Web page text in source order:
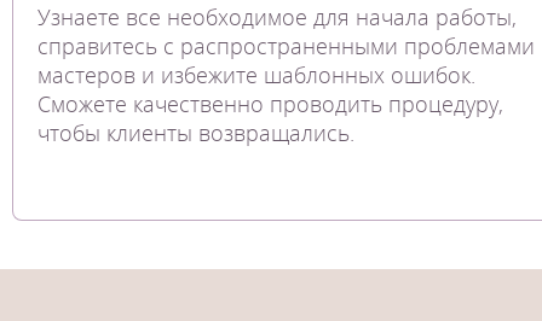
Узнаете все необходимое для начала работы,
справитесь с распространенными проблемами
мастеров и избежите шаблонных ошибок.
Сможете качественно проводить процедуру,
чтобы клиенты возвращались.